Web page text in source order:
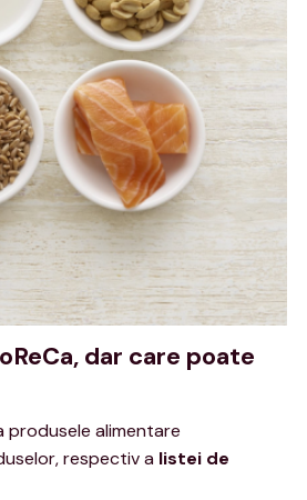
dar care poate
produsele alimentare
respectiv a listei de